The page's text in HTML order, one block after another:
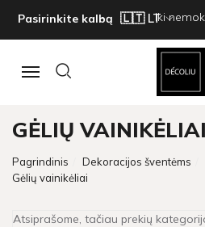
Pasirinkite kalbą Iki
Navigacija
GĖLIŲ
Pagrindinis Dekoracijos šventėms
Gėlių vainikėliai
Atsiprašome, tačiau prekių